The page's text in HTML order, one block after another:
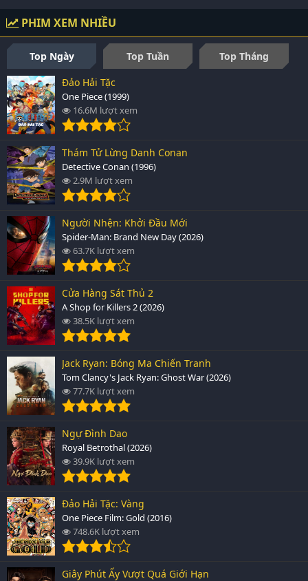
PHIM XEM NHIỀU
Top Ngày Top Tuần
Top Tháng
Đảo Hải Tặc
One Piece (1999)
16.6M lượt xem
Thám Tử Lừng Danh Conan
Detective Conan (1996)
2.9M lượt xem
Người Nhện: Khởi Đầu Mới
Spider-Man: Brand New Day (2026)
63.7K lượt xem
Cửa Hàng Sát Thủ 2
A Shop for Killers 2 (2026)
38.5K lượt xem
Jack Ryan: Bóng Ma Chiến Tranh
Tom Clancy's Jack Ryan: Ghost War (2026)
77.7K lượt xem
Ngự Đình Dao
Royal Betrothal (2026)
39.9K lượt xem
Đảo Hải Tặc: Vàng
One Piece Film: Gold (2016)
748.6K lượt xem
Giây Phút Ấy Vượt Quá Giới Hạn